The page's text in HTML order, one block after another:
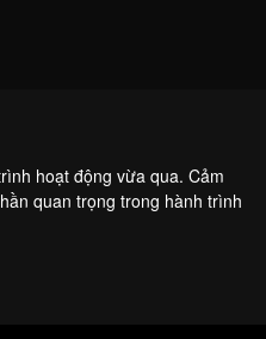
hoạt động vừa qua. Cảm
quan trọng trong hành trình